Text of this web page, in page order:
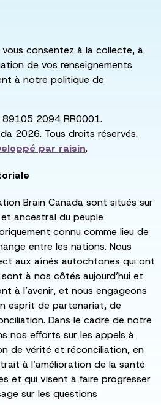
consentez à la collecte, à
de vos renseignements
à notre politique de
2094 RR0001.
2026. Tous droits réservés.
par raisin.
Brain Canada sont situés sur
ancestral du peuple
connu comme lieu de
entre les nations. Nous
aux aînés autochtones qui ont
à nos côtés aujourd’hui et
à l’avenir, et nous engageons
esprit de partenariat, de
Dans le cadre de notre
nos efforts sur les appels à
de vérité et réconciliation, en
à l’amélioration de la santé
et qui visent à faire progresser
sur les questions